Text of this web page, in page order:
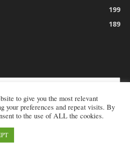
199
189
rights reserved - Etnie -
to give you the most relevant
your preferences and repeat visits. By
to the use of ALL the cookies.